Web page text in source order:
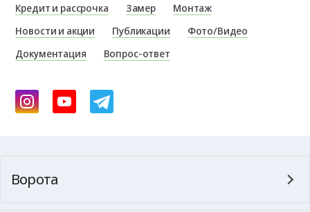
Кредит и рассрочка
Замер
Монтаж
Новости и акции
Публикации
Фото/Видео
Документация
Вопрос-ответ
Ворота